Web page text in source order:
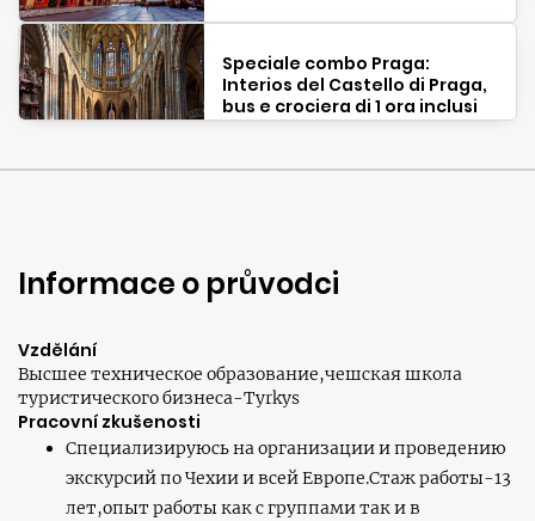
Speciale combo Praga:
Interios del Castello di Praga,
bus e crociera di 1 ora inclusi
Informace o průvodci
Vzdělání
Высшее техническое образование,чешская школа
туристического бизнеса-Tyrkys
Pracovní zkušenosti
Специализируюсь на организации и проведению
экскурсий по Чехии и всей Европе.Стаж работы-13
лет,опыт работы как с группами так и в